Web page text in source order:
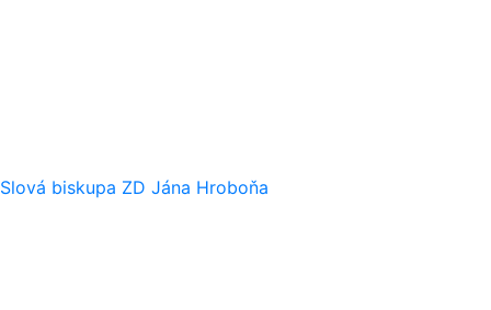
Slová biskupa ZD Jána Hroboňa